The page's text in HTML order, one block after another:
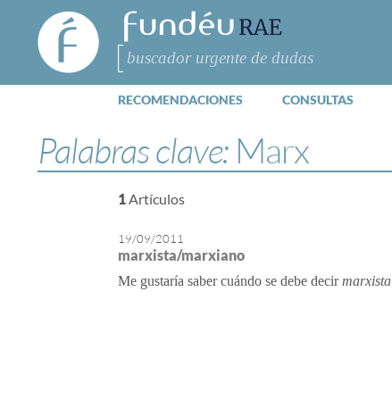
FundéuRAE
- Fundación
del Español
Urgente
Buscar
RECOMENDACIONES CONSULTAS
Palabras clave: Marx
1Artículos
19/09/2011
marxista/marxiano
Me gustaría saber cuándo se debe decirmarxista